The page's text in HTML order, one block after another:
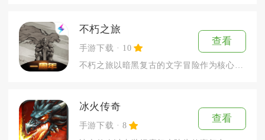
不朽之旅
手游下载 10
查看
不朽之旅以暗黑复古的文字冒险作为核心载体，融合放置挂机与装备...
冰火传奇
手游下载 8
查看